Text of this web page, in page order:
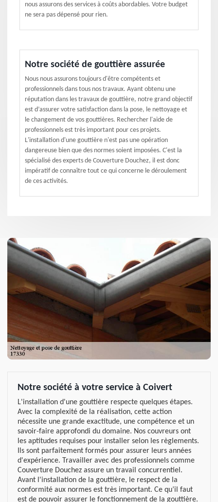
nous assurons des services à coûts abordables. Votre budget
ne sera pas dépensé pour rien.
Notre société de gouttière assurée
Nous nous assurons toujours d'être compétents et
professionnels dans tous nos travaux. Ayant obtenu une
réputation dans les travaux de gouttière, notre grand objectif
est d’assurer votre satisfaction dans la pose, le nettoyage et
le changement de vos gouttières. Rechercher l'aide de
professionnels est très important pour ces projets.
L'installation d'une gouttière n'est pas une opération
dangereuse bien que des normes soient imposées. C'est la
spécialisé des experts de Couverture Douchez, il est donc
impératif de connaître tout ce qui concerne le déroulement
de ces activités.
Notre société à votre service à Coivert
L'installation d'une gouttière respecte quelques étapes.
Avec la complexité de la réalisation, cette action
nécessite une grande exactitude, une compétence et un
savoir-faire approfondi du domaine. Nos couvreurs ont
les aptitudes requises pour installer selon les règlements.
Ils sont parfaitement formés pour assurer leurs années
d'expérience. Travailler avec des professionnels comme
Couverture Douchez assure un travail concurrentiel.
Avant l'installation de la gouttière, le respect de la
conformité aux normes est très important. Ce qu’il faut
est de pouvoir assurer le fonctionnement de la gouttière.